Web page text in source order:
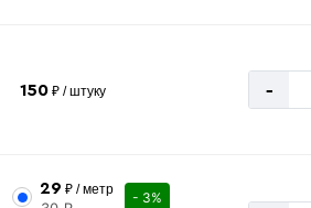
150₽ / штуку -
29 ₽ / метр - 3%